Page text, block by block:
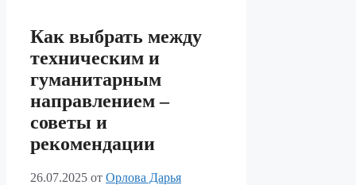
Как выбрать между
техническим и
гуманитарным
направлением –
советы и
рекомендации
26.07.2025 от Орлова Дарья